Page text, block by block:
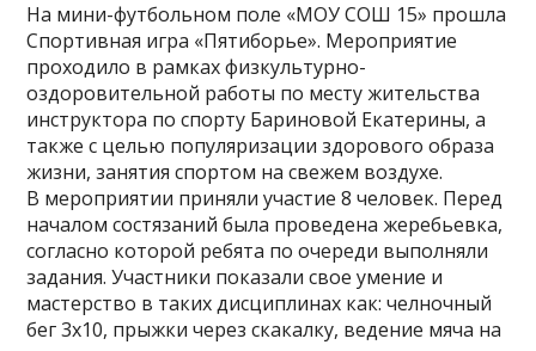
На мини-футбольном поле «МОУ СОШ 15» прошла
Спортивная игра «Пятиборье». Мероприятие
проходило в рамках физкультурно-
оздоровительной работы по месту жительства
инструктора по спорту Бариновой Екатерины, а
также с целью популяризации здорового образа
жизни, занятия спортом на свежем воздухе.
В мероприятии приняли участие 8 человек. Перед
началом состязаний была проведена жеребьевка,
согласно которой ребята по очереди выполняли
задания. Участники показали свое умение и
мастерство в таких дисциплинах как: челночный
бег 3х10, прыжки через скакалку, ведение мяча на